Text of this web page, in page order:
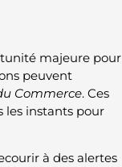
majeure pour
peuvent
Commerce. Ces
les instants pour
à des alertes